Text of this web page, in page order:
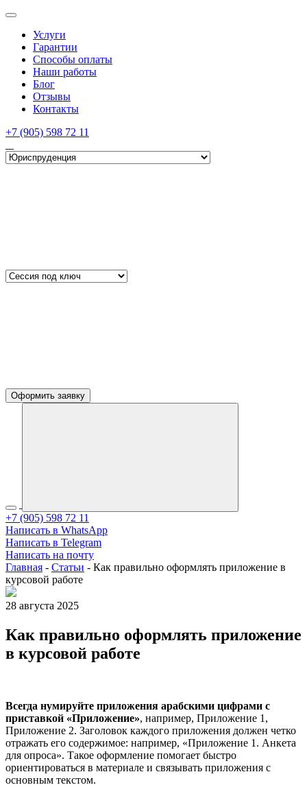
Услуги
Гарантии
Способы оплаты
Наши работы
Блог
Отзывы
Контакты
+7 (905) 598 72 11
Оформить заявку
+7 (905) 598 72 11
Написать в WhatsApp
Написать в Telegram
Написать на почту
Главная - Статьи - Как правильно оформлять приложение в
курсовой работе
28 августа 2025
Как правильно оформлять приложение
в курсовой работе
Всегда нумируйте приложения арабскими цифрами с
приставкой «Приложение», например, Приложение 1,
Приложение 2. Заголовок каждого приложения должен четко
отражать его содержимое: например, «Приложение 1. Анкета
для опроса». Такое оформление помогает быстро
ориентироваться в материале и связывать приложения с
основным текстом.